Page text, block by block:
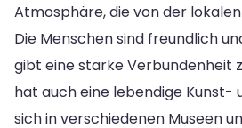
Atmosphäre, die von der
Die Menschen sind freundlich
gibt eine starke Verbundenheit
hat auch eine lebendige Kunst-
sich in verschiedenen Museen